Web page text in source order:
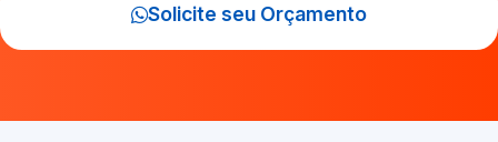
Solicite seu Orçamento